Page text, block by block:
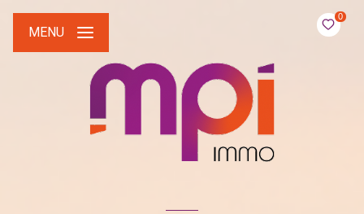
0
MENU